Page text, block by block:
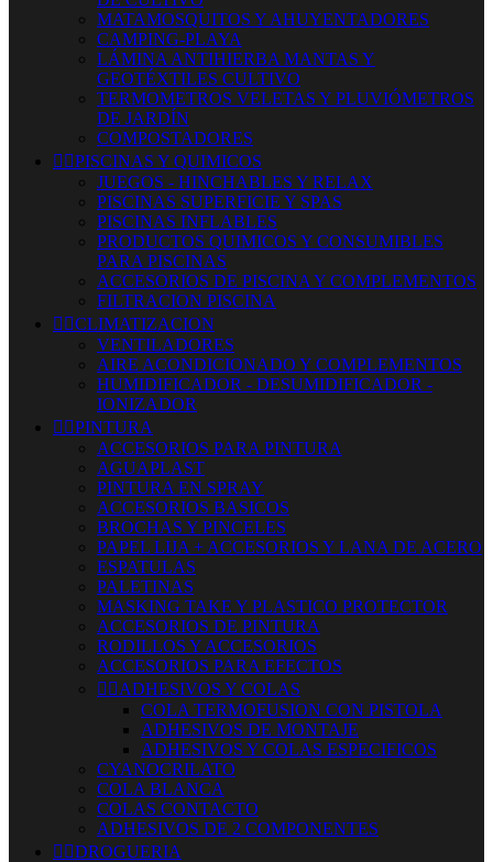
MATAMOSQUITOS Y AHUYENTADORES
CAMPING-PLAYA
LÁMINA ANTIHIERBA MANTAS Y
GEOTÉXTILES CULTIVO
TERMOMETROS VELETAS Y PLUVIÓMETROS
DE JARDÍN
COMPOSTADORES
 PISCINAS Y QUIMICOS
JUEGOS - HINCHABLES Y RELAX
PISCINAS SUPERFICIE Y SPAS
PISCINAS INFLABLES
PRODUCTOS QUIMICOS Y CONSUMIBLES
PARA PISCINAS
ACCESORIOS DE PISCINA Y COMPLEMENTOS
FILTRACION PISCINA
 CLIMATIZACION
VENTILADORES
AIRE ACONDICIONADO Y COMPLEMENTOS
HUMIDIFICADOR - DESUMIDIFICADOR -
IONIZADOR
 PINTURA
ACCESORIOS PARA PINTURA
AGUAPLAST
PINTURA EN SPRAY
ACCESORIOS BASICOS
BROCHAS Y PINCELES
PAPEL LIJA + ACCESORIOS Y LANA DE ACERO
ESPATULAS
PALETINAS
MASKING TAKE Y PLASTICO PROTECTOR
ACCESORIOS DE PINTURA
RODILLOS Y ACCESORIOS
ACCESORIOS PARA EFECTOS
 ADHESIVOS Y COLAS
COLA TERMOFUSION CON PISTOLA
ADHESIVOS DE MONTAJE
ADHESIVOS Y COLAS ESPECIFICOS
CYANOCRILATO
COLA BLANCA
COLAS CONTACTO
ADHESIVOS DE 2 COMPONENTES
 DROGUERIA